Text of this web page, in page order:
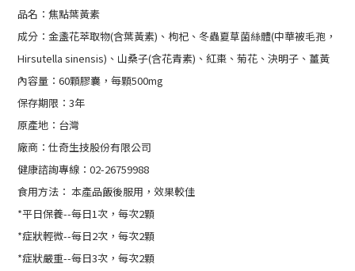
品名：焦點葉黃素
成分：金盞花萃取物(含葉黃素)、枸杞、冬蟲夏草菌絲體(中華被毛孢，
Hirsutella sinensis)、山桑子(含花青素)、紅棗、菊花、決明子、薑黃
內容量：60顆膠囊，每顆500mg
保存期限：3年
原產地：台灣
廠商：仕奇生技股份有限公司
健康諮詢專線：02-26759988
食用方法： 本產品飯後服用，效果較佳
*平日保養--每日1次，每次2顆
*症狀輕微--每日2次，每次2顆
*症狀嚴重--每日3次，每次2顆